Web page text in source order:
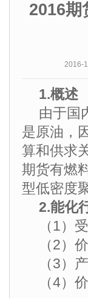
2016期
2016-
1.概述
由于国
是原油，
算和供求
期货有燃
型低密度
2.能化
（1）
（2）
（3）
（4）